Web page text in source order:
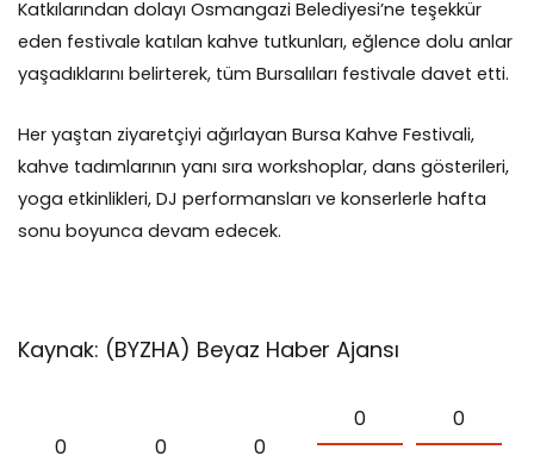
Katkılarından dolayı Osmangazi Belediyesi’ne teşekkür
eden festivale katılan kahve tutkunları, eğlence dolu anlar
yaşadıklarını belirterek, tüm Bursalıları festivale davet etti.
Her yaştan ziyaretçiyi ağırlayan Bursa Kahve Festivali,
kahve tadımlarının yanı sıra workshoplar, dans gösterileri,
yoga etkinlikleri, DJ performansları ve konserlerle hafta
sonu boyunca devam edecek.
Kaynak: (BYZHA) Beyaz Haber Ajansı
0 0 0
0 0